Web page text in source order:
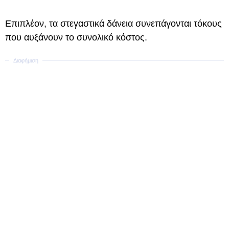
Επιπλέον, τα στεγαστικά δάνεια συνεπάγονται τόκους
που αυξάνουν το συνολικό κόστος.